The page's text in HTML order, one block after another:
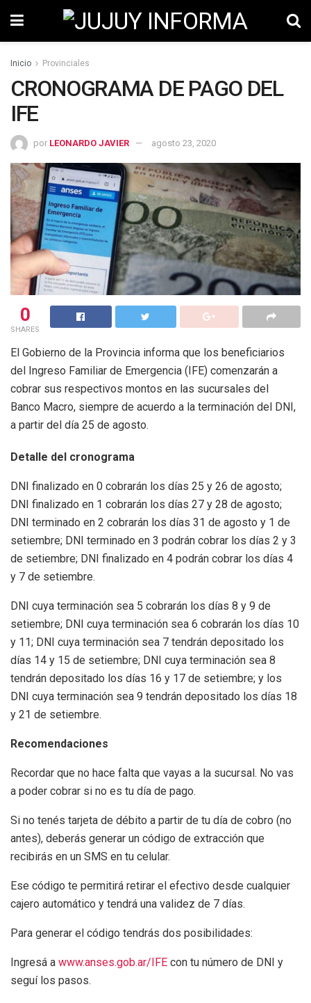
Inicio Provinciales
CRONOGRAMA DE PAGO DEL
IFE
por LEONARDO JAVIER agosto 23, 2020
0
SHARES
El Gobierno de la Provincia informa que los beneficiarios
del Ingreso Familiar de Emergencia (IFE) comenzarán a
cobrar sus respectivos montos en las sucursales del
Banco Macro, siempre de acuerdo a la terminación del DNI,
a partir del día 25 de agosto.
Detalle del cronograma
DNI finalizado en 0 cobrarán los días 25 y 26 de agosto;
DNI finalizado en 1 cobrarán los días 27 y 28 de agosto;
DNI terminado en 2 cobrarán los días 31 de agosto y 1 de
setiembre; DNI terminado en 3 podrán cobrar los días 2 y 3
de setiembre; DNI finalizado en 4 podrán cobrar los días 4
y 7 de setiembre.
DNI cuya terminación sea 5 cobrarán los días 8 y 9 de
setiembre; DNI cuya terminación sea 6 cobrarán los días 10
y 11; DNI cuya terminación sea 7 tendrán depositado los
días 14 y 15 de setiembre; DNI cuya terminación sea 8
tendrán depositado los días 16 y 17 de setiembre; y los
DNI cuya terminación sea 9 tendrán depositado los días 18
y 21 de setiembre.
Recomendaciones
Recordar que no hace falta que vayas a la sucursal. No vas
a poder cobrar si no es tu día de pago.
Si no tenés tarjeta de débito a partir de tu día de cobro (no
antes), deberás generar un código de extracción que
recibirás en un SMS en tu celular.
Ese código te permitirá retirar el efectivo desde cualquier
cajero automático y tendrá una validez de 7 días.
Para generar el código tendrás dos posibilidades:
Ingresá a www.anses.gob.ar/IFE con tu número de DNI y
seguí los pasos.